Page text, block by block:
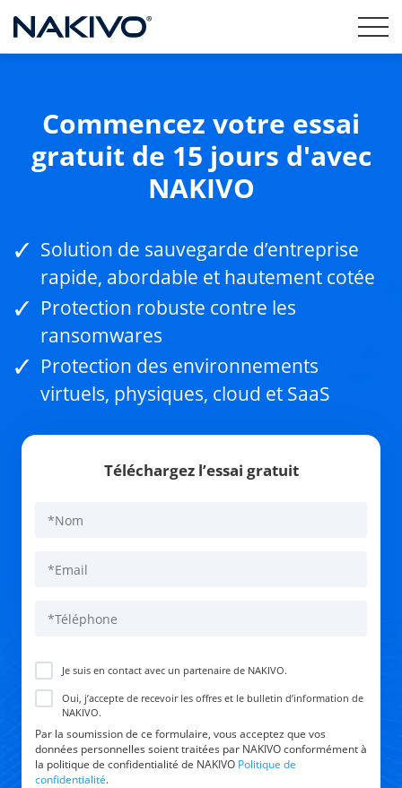
Commencez votre essai
gratuit de 15 jours d'avec
NAKIVO
Solution de sauvegarde d’entreprise
rapide, abordable et hautement cotée
Protection robuste contre les
ransomwares
Protection des environnements
virtuels, physiques, cloud et SaaS
Téléchargez l’essai gratuit
Je suis en contact avec un partenaire de NAKIVO.
Oui, j’accepte de recevoir les offres et le bulletin d’information de
NAKIVO.
Par la soumission de ce formulaire, vous acceptez que vos
données personnelles soient traitées par NAKIVO conformément à
la politique de confidentialité de NAKIVO Politique de
confidentialité.